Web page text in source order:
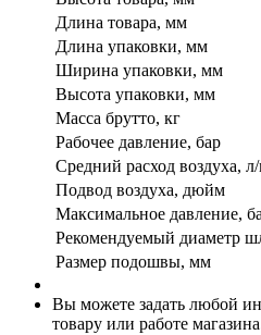
Длина товара, мм
Длина упаковки, мм
Ширина упаковки, мм
Высота упаковки, мм
Масса брутто, кг
Рабочее давление, бар
Средний расход воздуха,
Подвод воздуха, дюйм
Максимальное давление,
Рекомендуемый диаметр
Размер подошвы, мм
Вы можете задать любой
товару или работе